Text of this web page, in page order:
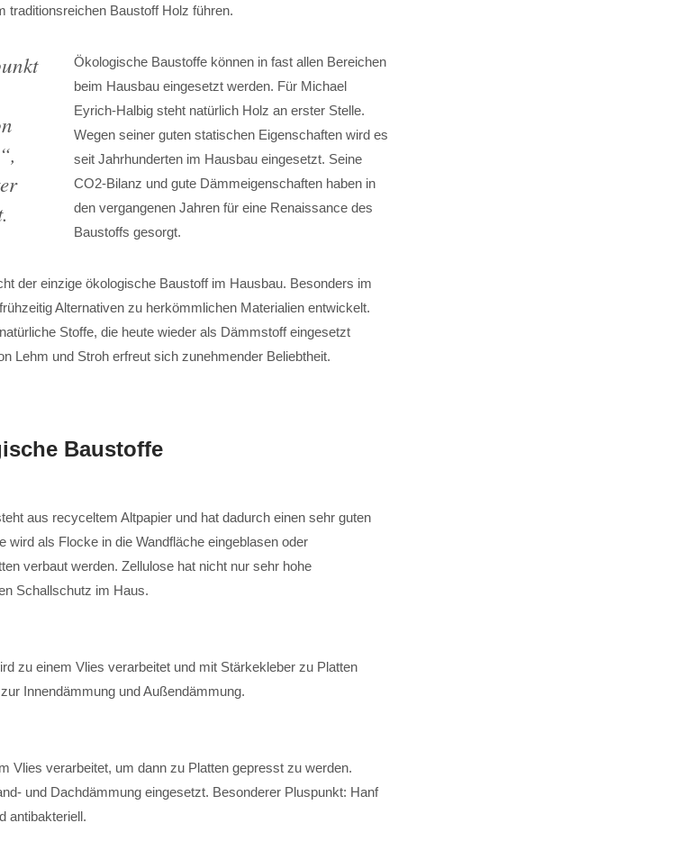
traditionsreichen Baustoff Holz führen.
“,
Ökologische Baustoffe können in fast allen Bereichen
beim Hausbau eingesetzt werden. Für Michael
Eyrich-Halbig steht natürlich Holz an erster Stelle.
Wegen seiner guten statischen Eigenschaften wird es
seit Jahrhunderten im Hausbau eingesetzt. Seine
CO2-Bilanz und gute Dämmeigenschaften haben in
den vergangenen Jahren für eine Renaissance des
Baustoffs gesorgt.
der einzige ökologische Baustoff im Hausbau. Besonders im
Alternativen zu herkömmlichen Materialien entwickelt.
Stoffe, die heute wieder als Dämmstoff eingesetzt
Lehm und Stroh erfreut sich zunehmender Beliebtheit.
Baustoffe
aus recyceltem Altpapier und hat dadurch einen sehr guten
wird als Flocke in die Wandfläche eingeblasen oder
verbaut werden. Zellulose hat nicht nur sehr hohe
Schallschutz im Haus.
zu einem Vlies verarbeitet und mit Stärkekleber zu Platten
Innendämmung und Außendämmung.
Vlies verarbeitet, um dann zu Platten gepresst zu werden.
und Dachdämmung eingesetzt. Besonderer Pluspunkt: Hanf
antibakteriell.